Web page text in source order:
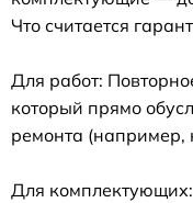
Что считается
Для работ:
который прямо
ремонта (например,
Для